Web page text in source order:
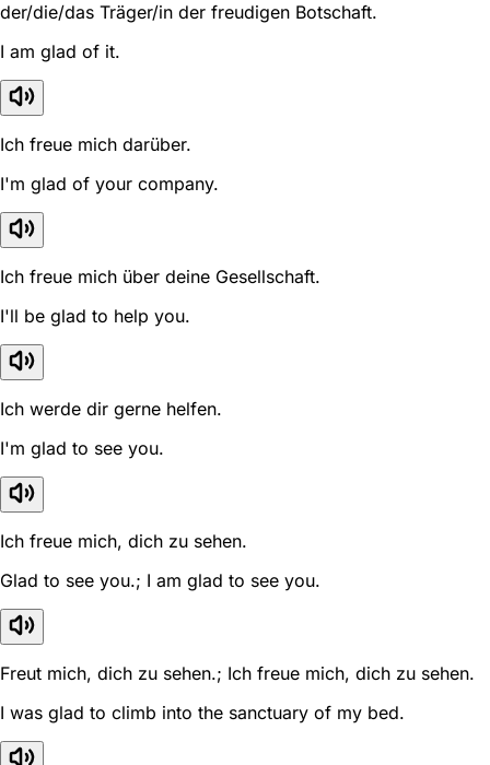
der/die/das Träger/in der freudigen Botschaft.
I am glad of it.
Ich freue mich darüber.
I'm glad of your company.
Ich freue mich über deine Gesellschaft.
I'll be glad to help you.
Ich werde dir gerne helfen.
I'm glad to see you.
Ich freue mich, dich zu sehen.
Glad to see you.; I am glad to see you.
Freut mich, dich zu sehen.; Ich freue mich, dich zu sehen.
I was glad to climb into the sanctuary of my bed.